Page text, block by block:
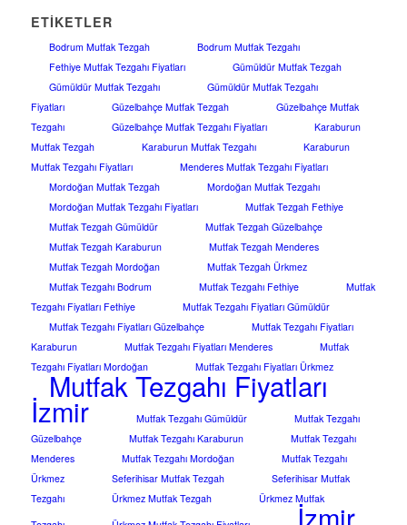
ETIKETLER
Bodrum Mutfak Tezgah
Bodrum Mutfak Tezgahı
Fethiye Mutfak Tezgahı Fiyatları
Gümüldür Mutfak Tezgah
Gümüldür Mutfak Tezgahı
Gümüldür Mutfak Tezgahı
Fiyatları
Güzelbahçe Mutfak Tezgah
Güzelbahçe Mutfak
Tezgahı
Güzelbahçe Mutfak Tezgahı Fiyatları
Karaburun
Mutfak Tezgah
Karaburun Mutfak Tezgahı
Karaburun
Mutfak Tezgahı Fiyatları
Menderes Mutfak Tezgahı Fiyatları
Mordoğan Mutfak Tezgah
Mordoğan Mutfak Tezgahı
Mordoğan Mutfak Tezgahı Fiyatları
Mutfak Tezgah Fethiye
Mutfak Tezgah Gümüldür
Mutfak Tezgah Güzelbahçe
Mutfak Tezgah Karaburun
Mutfak Tezgah Menderes
Mutfak Tezgah Mordoğan
Mutfak Tezgah Ürkmez
Mutfak Tezgahı Bodrum
Mutfak Tezgahı Fethiye
Mutfak
Tezgahı Fiyatları Fethiye
Mutfak Tezgahı Fiyatları Gümüldür
Mutfak Tezgahı Fiyatları Güzelbahçe
Mutfak Tezgahı Fiyatları
Karaburun
Mutfak Tezgahı Fiyatları Menderes
Mutfak
Tezgahı Fiyatları Mordoğan
Mutfak Tezgahı Fiyatları Ürkmez
Mutfak Tezgahı Fiyatları
İzmir Mutfak Tezgahı Gümüldür
Mutfak Tezgahı
Güzelbahçe
Mutfak Tezgahı Karaburun
Mutfak Tezgahı
Menderes
Mutfak Tezgahı Mordoğan
Mutfak Tezgahı
Ürkmez
Seferihisar Mutfak Tezgah
Seferihisar Mutfak
Tezgahı
Ürkmez Mutfak Tezgah
Ürkmez Mutfakİzmir